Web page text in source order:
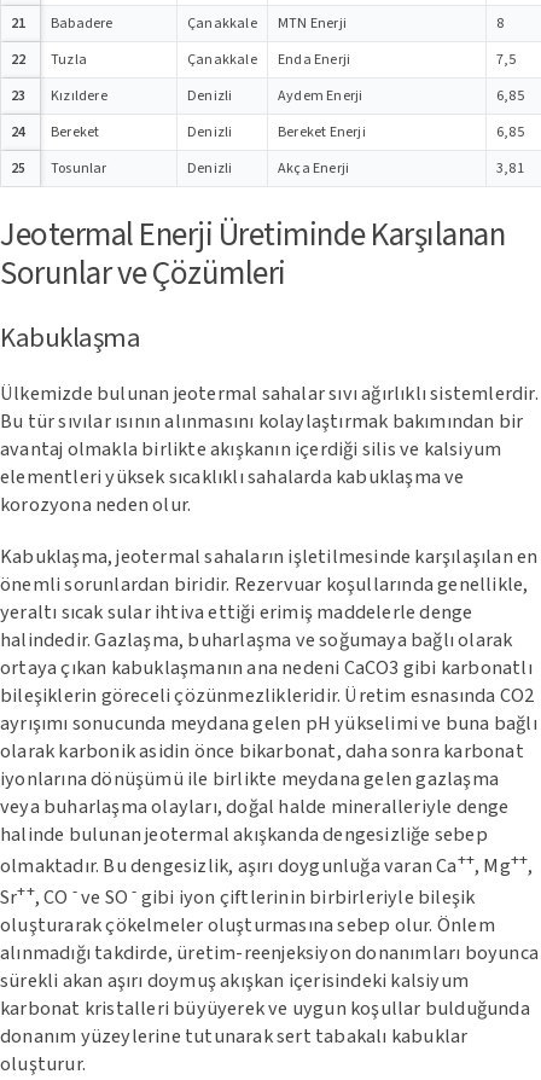
21
Babadere Çanakkale MTN Enerji
8
22
Tuzla Çanakkale Enda Enerji
7,5
23
Kızıldere Denizli Aydem Enerji
6,85
24
Bereket Denizli Bereket Enerji
6,85
25
Tosunlar Denizli Akça Enerji 3,81
Jeotermal Enerji Üretiminde Karşılanan
Sorunlar ve Çözümleri
Kabuklaşma
Ülkemizde bulunan jeotermal sahalar sıvı ağırlıklı sistemlerdir.
Bu tür sıvılar ısının alınmasını kolaylaştırmak bakımından bir
avantaj olmakla birlikte akışkanın içerdiği silis ve kalsiyum
elementleri yüksek sıcaklıklı sahalarda kabuklaşma ve
korozyona neden olur.
Kabuklaşma, jeotermal sahaların işletilmesinde karşılaşılan en
önemli sorunlardan biridir. Rezervuar koşullarında genellikle,
yeraltı sıcak sular ihtiva ettiği erimiş maddelerle denge
halindedir. Gazlaşma, buharlaşma ve soğumaya bağlı olarak
ortaya çıkan kabuklaşmanın ana nedeni CaCO3 gibi karbonatlı
bileşiklerin göreceli çözünmezlikleridir. Üretim esnasında CO2
ayrışımı sonucunda meydana gelen pH yükselimi ve buna bağlı
olarak karbonik asidin önce bikarbonat, daha sonra karbonat
iyonlarına dönüşümü ile birlikte meydana gelen gazlaşma
veya buharlaşma olayları, doğal halde mineralleriyle denge
halinde bulunan jeotermal akışkanda dengesizliğe sebep
olmaktadır. Bu dengesizlik, aşırı doygunluğa varan Ca++, Mg++,
Sr++, CO -ve SO- gibi iyon çiftlerinin birbirleriyle bileşik
oluşturarak çökelmeler oluşturmasına sebep olur. Önlem
alınmadığı takdirde, üretim-reenjeksiyon donanımları boyunca
sürekli akan aşırı doymuş akışkan içerisindeki kalsiyum
karbonat kristalleri büyüyerek ve uygun koşullar bulduğunda
donanım yüzeylerine tutunarak sert tabakalı kabuklar
oluşturur.